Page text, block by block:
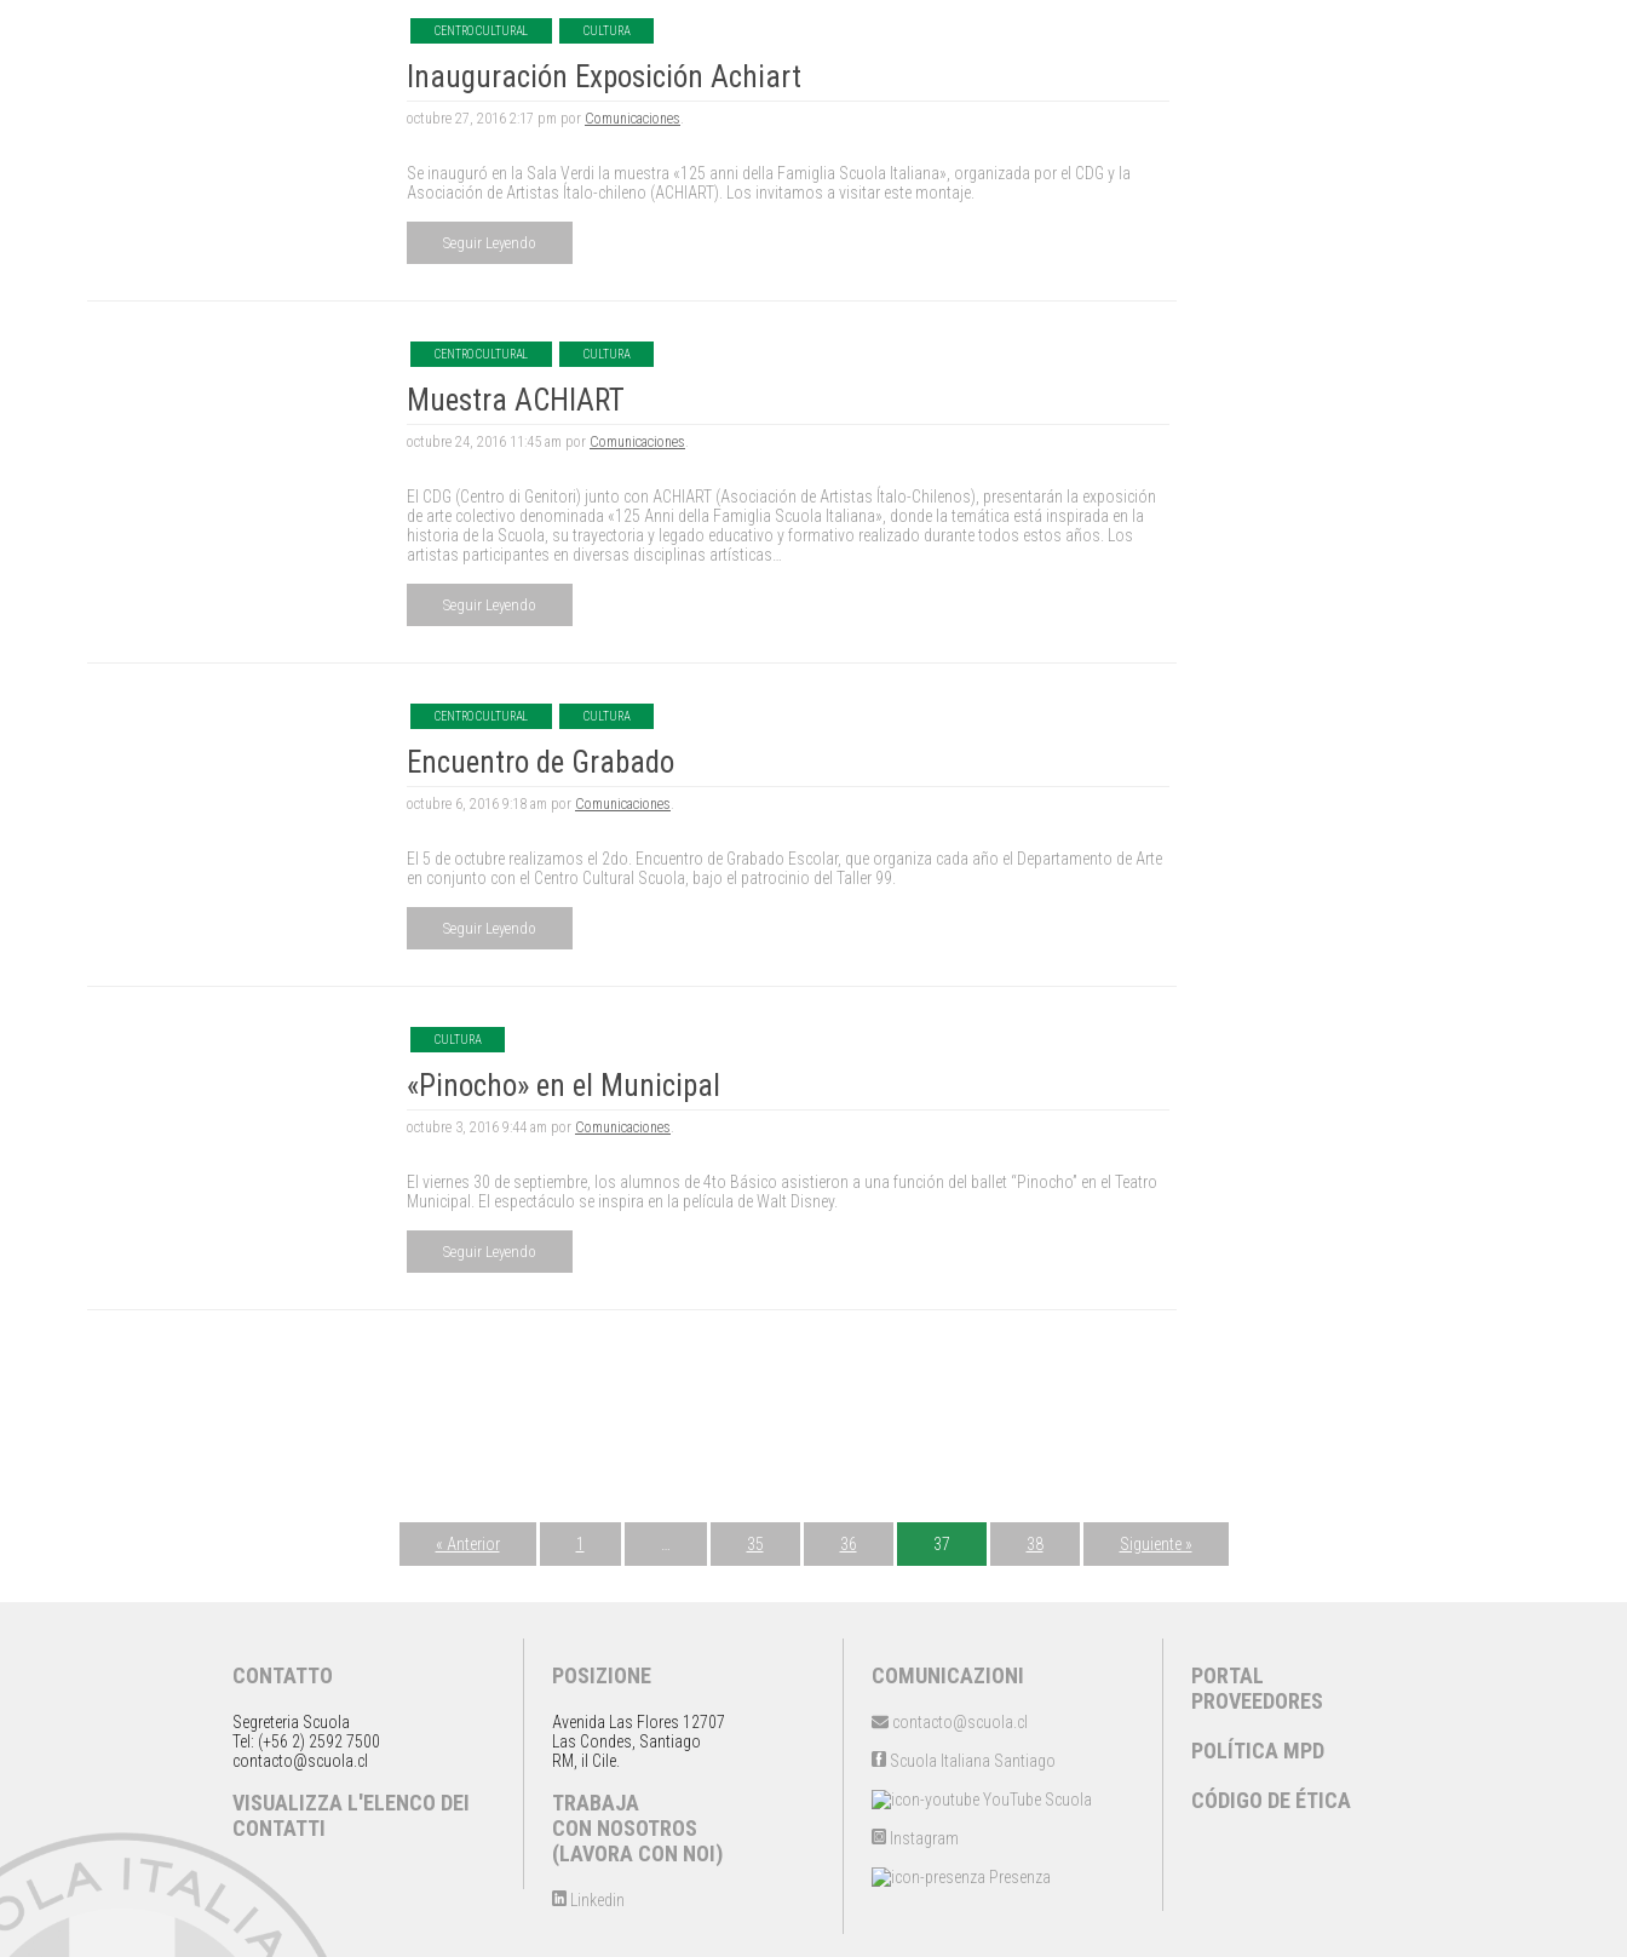
CENTRO CULTURAL CULTURA
Inauguración Exposición Achiart
octubre 27, 2016 2:17 pm por Comunicaciones.
Se inauguró en la Sala Verdi la muestra «125 anni della Famiglia Scuola Italiana», organizada por el CDG y la
Asociación de Artistas Ítalo-chileno (ACHIART). Los invitamos a visitar este montaje.
Seguir Leyendo
CENTRO CULTURAL CULTURA
Muestra ACHIART
octubre 24, 2016 11:45 am por Comunicaciones.
El CDG (Centro di Genitori) junto con ACHIART (Asociación de Artistas Ítalo-Chilenos), presentarán la exposición
de arte colectivo denominada «125 Anni della Famiglia Scuola Italiana», donde la temática está inspirada en la
historia de la Scuola, su trayectoria y legado educativo y formativo realizado durante todos estos años. Los
artistas participantes en diversas disciplinas artísticas…
Seguir Leyendo
CENTRO CULTURAL CULTURA
Encuentro de Grabado
octubre 6, 2016 9:18 am por Comunicaciones.
El 5 de octubre realizamos el 2do. Encuentro de Grabado Escolar, que organiza cada año el Departamento de Arte
en conjunto con el Centro Cultural Scuola, bajo el patrocinio del Taller 99.
Seguir Leyendo
CULTURA
«Pinocho» en el Municipal
octubre 3, 2016 9:44 am por Comunicaciones.
El viernes 30 de septiembre, los alumnos de 4to Básico asistieron a una función del ballet “Pinocho” en el Teatro
Municipal. El espectáculo se inspira en la película de Walt Disney.
Seguir Leyendo
« Anterior 1 35 36 37 38 Siguiente »
CONTATTO
Segreteria Scuola
Tel: (+56 2) 2592 7500
contacto@scuola.cl
VISUALIZZA L'ELENCO DEI
CONTATTI
POSIZIONE
Avenida Las Flores 12707
Las Condes, Santiago
RM, il Cile.
TRABAJA
CON NOSOTROS
(LAVORA CON NOI)
Linkedin
COMUNICAZIONI
contacto@scuola.cl
Scuola Italiana Santiago
YouTube Scuola
Instagram
Presenza
PORTAL
PROVEEDORES
POLÍTICA MPD
CÓDIGO DE ÉTICA